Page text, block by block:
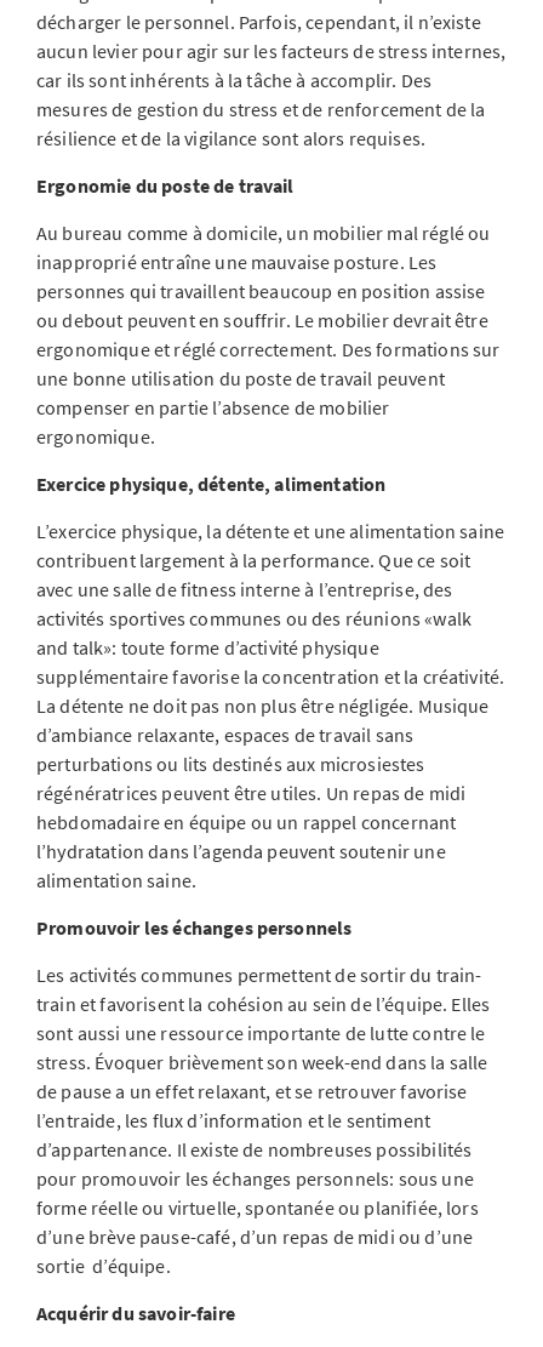
décharger le personnel. Parfois, cependant, il n’existe
aucun levier pour agir sur les facteurs de stress internes,
car ils sont inhérents à la tâche à accomplir. Des
mesures de gestion du stress et de renforcement de la
résilience et de la vigilance sont alors requises.
Ergonomie du poste de travail
Au bureau comme à domicile, un mobilier mal réglé ou
inapproprié entraîne une mauvaise posture. Les
personnes qui travaillent beaucoup en position assise
ou debout peuvent en souffrir. Le mobilier devrait être
ergonomique et réglé correctement. Des formations sur
une bonne utilisation du poste de travail peuvent
compenser en partie l’absence de mobilier
ergonomique.
Exercice physique, détente, alimentation
L’exercice physique, la détente et une alimentation saine
contribuent largement à la performance. Que ce soit
avec une salle de fitness interne à l’entreprise, des
activités sportives communes ou des réunions «walk
and talk»: toute forme d’activité physique
supplémentaire favorise la concentration et la créativité.
La détente ne doit pas non plus être négligée. Musique
d’ambiance relaxante, espaces de travail sans
perturbations ou lits destinés aux microsiestes
régénératrices peuvent être utiles. Un repas de midi
hebdomadaire en équipe ou un rappel concernant
l’hydratation dans l’agenda peuvent soutenir une
alimentation saine.
Promouvoir les échanges personnels
Les activités communes permettent de sortir du train-
train et favorisent la cohésion au sein de l’équipe. Elles
sont aussi une ressource importante de lutte contre le
stress. Évoquer brièvement son week-end dans la salle
de pause a un effet relaxant, et se retrouver favorise
l’entraide, les flux d’information et le sentiment
d’appartenance. Il existe de nombreuses possibilités
pour promouvoir les échanges personnels: sous une
forme réelle ou virtuelle, spontanée ou planifiée, lors
d’une brève pause-café, d’un repas de midi ou d’une
sortie d’équipe.
Acquérir du savoir-faire